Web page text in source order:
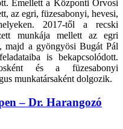
Emellett a Központi Orvosi
az egri, füzesabonyi, hevesi,
2017-től a recski
munkája mellett az egri
majd a gyöngyösi Bugát Pál
is bekapcsolódott.
és a füzesabonyi
munkatársaként dolgozik.
– Dr. Harangozó